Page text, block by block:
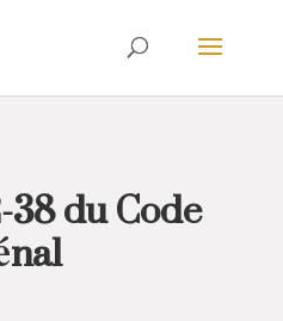
du Code